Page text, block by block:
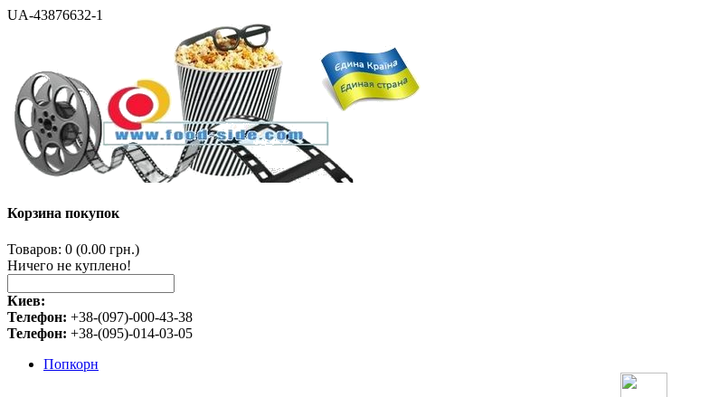
UA-43876632-1
Корзина покупок
Товаров: 0 (0.00 грн.)
Ничего не куплено!
Киев:
Телефон: +38-(097)-000-43-38
Телефон: +38-(095)-014-03-05
Попкорн